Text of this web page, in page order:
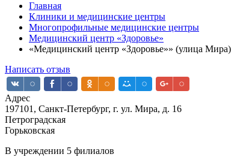
Главная
Клиники и медицинские центры
Многопрофильные медицинские центры
Медицинский центр «Здоровье»
«Медицинский центр «Здоровье»» (улица Мира)
Написать отзыв
Адрес
197101, Санкт-Петербург, г. ул. Мира, д. 16
Петроградская
Горьковская
В учреждении 5 филиалов